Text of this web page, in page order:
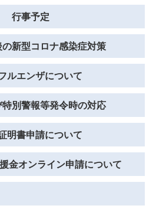
行事予定
の新型コロナ感染症対策
ルエンザについて
特別警報等発令時の対応
明書申請について
金オンライン申請について